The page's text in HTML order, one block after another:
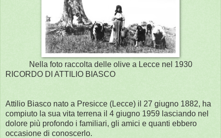
Nella foto raccolta delle olive a Lecce nel 1930
RICORDO DI ATTILIO BIASCO
Attilio Biasco nato a Presicce (Lecce) il 27 giugno 1882, ha
compiuto la sua vita terrena il 4 giugno 1959 lasciando nel
dolore più profondo i familiari, gli amici e quanti ebbero
occasione di conoscerlo.